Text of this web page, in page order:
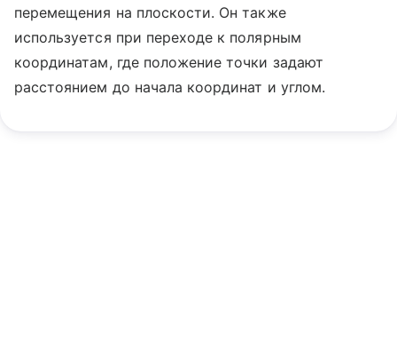
перемещения на плоскости. Он также
используется при переходе к полярным
координатам, где положение точки задают
расстоянием до начала координат и углом.